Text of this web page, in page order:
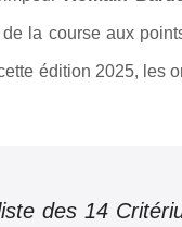
la course aux
édition 2025, les
des 14